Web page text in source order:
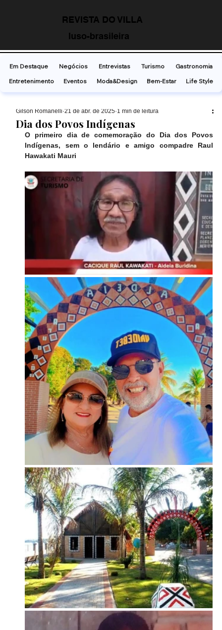
REVISTA DO VILLA
luso-brasileira
Dia dos Povos Indígenas
Gilson Romanelli 21 de abr. de 2025 1 min de leitura
O primeiro dia de comemoração do Dia dos Povos
Indígenas, sem o lendário e amigo compadre Raul
Hawakati Mauri
Em Destaque Negócios Entrevistas Turismo
Gastronomia
Entretenimento
Eventos Moda&Design Bem-Estar Life Style